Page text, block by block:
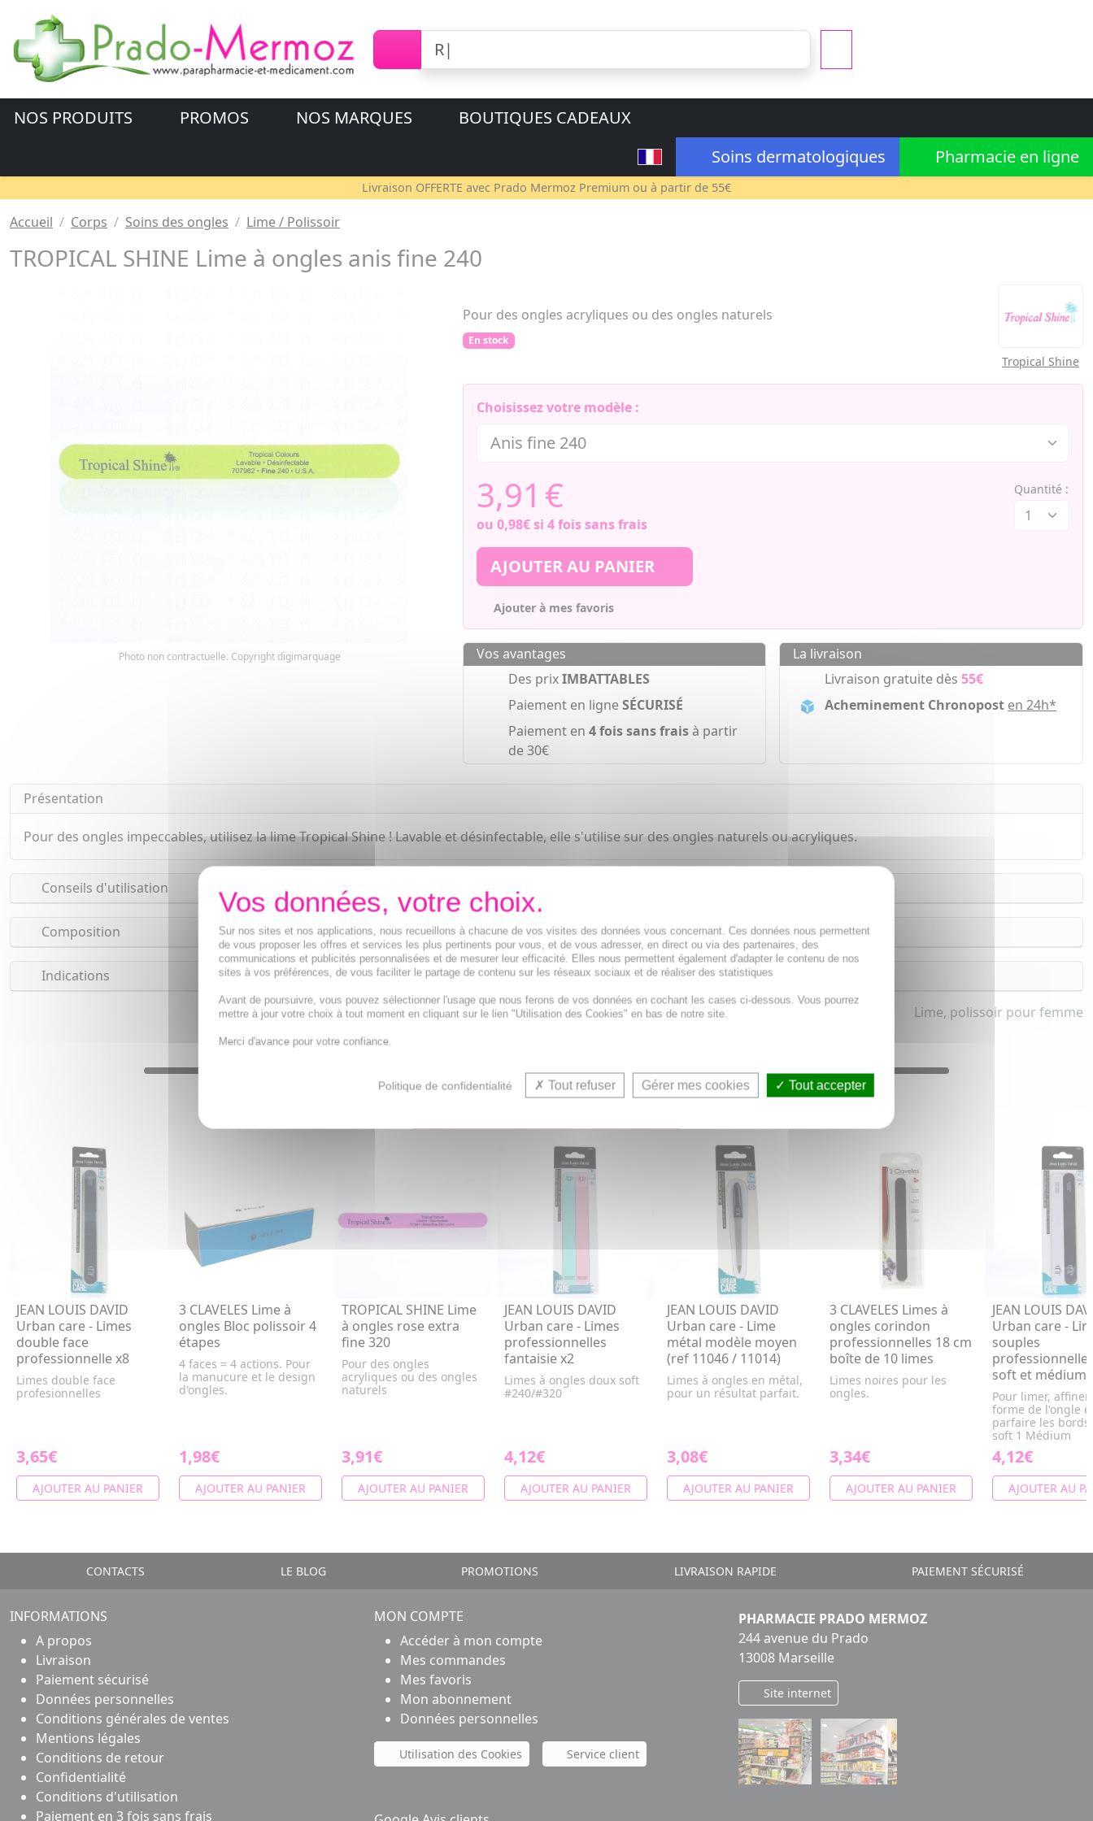
NOS PRODUITS PROMOS NOS MARQUES
BOUTIQUES CADEAUX
Soins dermatologiques
Pharmacie en ligne
Livraison OFFERTE avec Prado Mermoz Premium ou à partir de 55€
Accueil Corps Soins des ongles Lime / Polissoir
TROPICAL SHINE Lime à ongles anis fine 240
Photo non contractuelle. Copyright digimarquage
Pour des ongles acryliques ou des ongles naturels
En stock
Tropical Shine
Choisissez votre modèle :
3,91 €
ou 0,98€si 4 fois sans frais
Quantité :
AJOUTER AU PANIER
Ajouter à mes favoris
Vos avantages
Des prixIMBATTABLES
Paiement en ligneSÉCURISÉ
Paiement en 4 fois sans fraisà partir
de 30€
La livraison
Livraison gratuite dès55€
Acheminement Chronopost en 24h*
Présentation
Pour des ongles impeccables, utilisez la lime Tropical Shine ! Lavable et désinfectable, elle s'utilise sur des ongles naturels ou acryliques.
Conseils d'utilisation
Composition
Indications
Lime, polissoir pour femme
VOUS AIMEREZ AUSSI...
JEAN LOUIS DAVID
Urban care - Limes
double face
professionnelle x8
Limes double face
profesionnelles
3,65€
AJOUTER AU PANIER
3 CLAVELES Lime à
ongles Bloc polissoir 4
étapes
4 faces = 4 actions. Pour
la manucure et le design
d'ongles.
1,98€
AJOUTER AU PANIER
TROPICAL SHINE Lime
à ongles rose extra
fine 320
Pour des ongles
acryliques ou des ongles
naturels
3,91€
AJOUTER AU PANIER
JEAN LOUIS DAVID
Urban care - Limes
professionnelles
fantaisie x2
Limes à ongles doux soft
#240/#320
4,12€
AJOUTER AU PANIER
JEAN LOUIS DAVID
Urban care - Lime
métal modèle moyen
(ref 11046 / 11014)
Limes à ongles en métal,
pour un résultat parfait.
3,08€
AJOUTER AU PANIER
3 CLAVELES Limes à
ongles corindon
professionnelles 18 cm
boîte de 10 limes
Limes noires pour les
ongles.
3,34€
AJOUTER AU PANIER
JEAN LOUIS
Urban care -
souples
soft et médium
Pour limer, affiner
forme de l'ongle
parfaire les
soft 1 Médium
4,12€
AJOUTER AU
CONTACTS LE BLOG PROMOTIONS LIVRAISON RAPIDE PAIEMENT SÉCURISÉ
INFORMATIONS
A propos
Livraison
Paiement sécurisé
Données personnelles
Conditions générales de ventes
Mentions légales
Conditions de retour
Confidentialité
Conditions d'utilisation
Paiement en 3 fois sans frais
MON COMPTE
Accéder à mon compte
Mes commandes
Mes favoris
Mon abonnement
Données personnelles
Utilisation des Cookies Service client
PHARMACIE PRADO MERMOZ
244 avenue du Prado
13008 Marseille
Site internet
Sur nos sites et nos applications, nous recueillons à chacune de vos visites des données vous concernant. Ces données nous permettent
de vous proposer les offres et services les plus pertinents pour vous, et de vous adresser, en direct ou via des partenaires, des
communications et publicités personnalisées et de mesurer leur efficacité. Elles nous permettent également d'adapter le contenu de nos
sites à vos préférences, de vous faciliter le partage de contenu sur les réseaux sociaux et de réaliser des statistiques
Avant de poursuivre, vous pouvez sélectionner l'usage que nous ferons de vos données en cochant les cases ci-dessous. Vous pourrez
mettre à jour votre choix à tout moment en cliquant sur le lien "Utilisation des Cookies" en bas de notre site.
Merci d'avance pour votre confiance.
Politique de confidentialité Tout refuser Gérer mes cookies Tout accepter